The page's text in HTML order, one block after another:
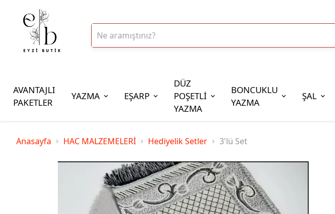
AVANTAJLI
PAKETLER
YAZMA EŞARP
DÜZ
POŞETLİ
YAZMA
BONCUKLU
YAZMA
ŞAL
İplik Çeşitleri
20gr Reyyan Polyester İp
100gr Altınbaşak Polyester İp
350gr Altınbaşak Polyester İp
Anasayfa HAC MALZEMELERİ Hediyelik Setler 3'lü Set